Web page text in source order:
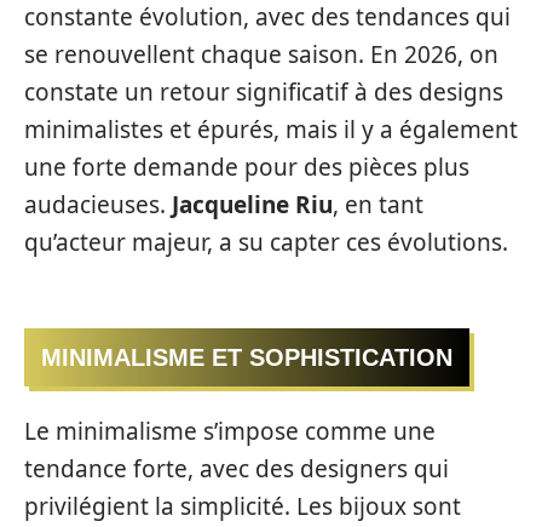
constante évolution, avec des tendances qui
se renouvellent chaque saison. En 2026, on
constate un retour significatif à des designs
minimalistes et épurés, mais il y a également
une forte demande pour des pièces plus
audacieuses. Jacqueline Riu, en tant
qu’acteur majeur, a su capter ces évolutions.
MINIMALISME ET SOPHISTICATION
Le minimalisme s’impose comme une
tendance forte, avec des designers qui
privilégient la simplicité. Les bijoux sont